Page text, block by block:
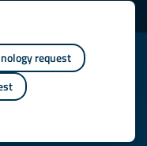
request